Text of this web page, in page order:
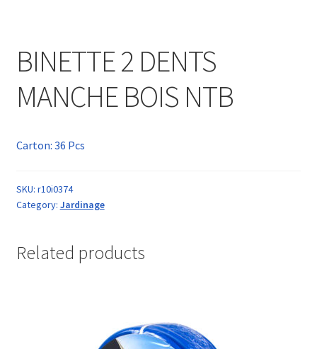
BINETTE 2 DENTS
MANCHE BOIS NTB
Carton: 36 Pcs
SKU: r10i0374
Category: Jardinage
Related products